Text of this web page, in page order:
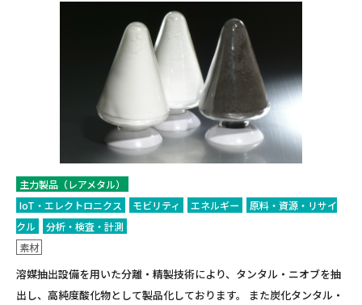
主力製品（レアメタル）
IoT・エレクトロニクス
モビリティ エネルギー
原料・資源・リサイ
クル
分析・検査・計測
素材
溶媒抽出設備を用いた分離・精製技術により、タンタル・ニオブを抽
出し、高純度酸化物として製品化しております。 また炭化タンタル・